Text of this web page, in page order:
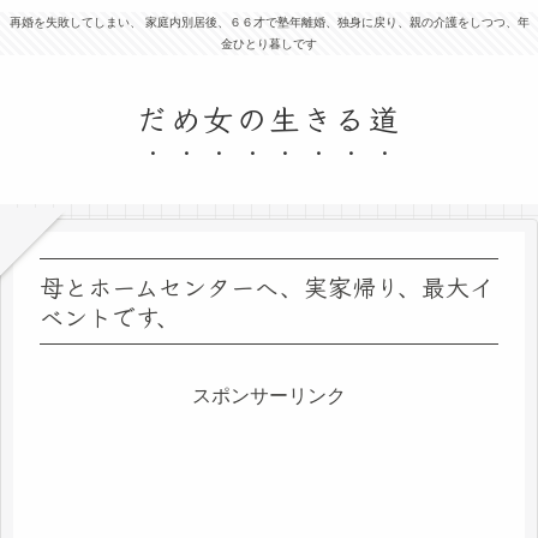
再婚を失敗してしまい、 家庭内別居後、６６才で塾年離婚、独身に戻り、親の介護をしつつ、年
金ひとり暮しです
だめ女の生きる道
母とホームセンターへ、実家帰り、最大イ
ベントです、
スポンサーリンク